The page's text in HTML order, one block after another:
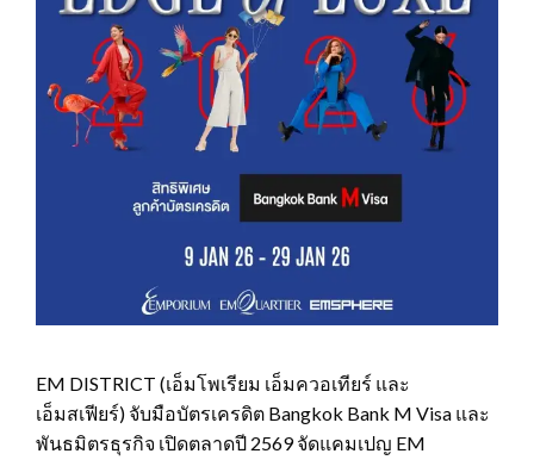
EM DISTRICT (เอ็มโพเรียม เอ็มควอเทียร์ และ
เอ็มสเฟียร์) จับมือบัตรเครดิต Bangkok Bank M Visa และ
พันธมิตรธุรกิจ เปิดตลาดปี 2569 จัดแคมเปญ EM